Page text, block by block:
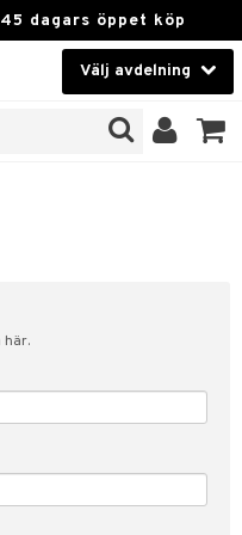
45 dagars öppet köp
Välj avdelning
här.